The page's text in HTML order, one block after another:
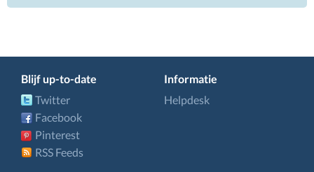
Blijf up-to-date
Twitter
Facebook
Pinterest
RSS Feeds
Informatie
Helpdesk